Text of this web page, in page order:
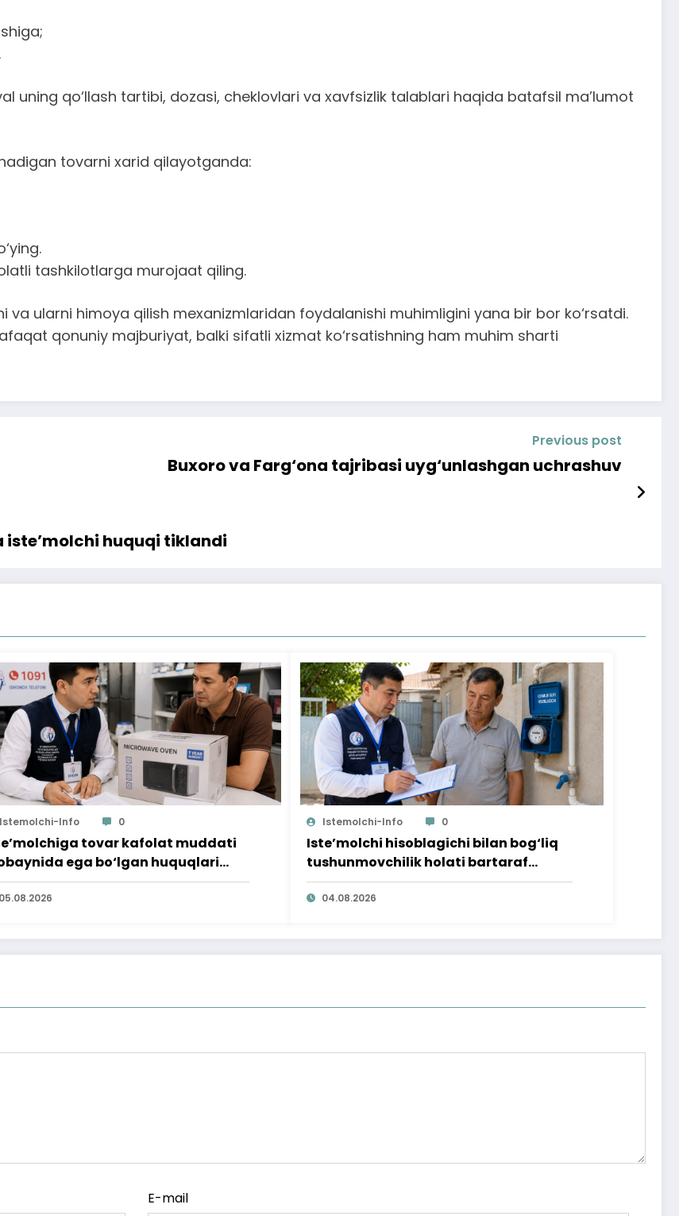
uning qo‘llash tartibi, dozasi, cheklovlari va xavfsizlik talablari haqida batafsil ma’lumot
tovarni xarid qilayotganda:
tashkilotlarga murojaat qiling.
va ularni himoya qilish mexanizmlaridan foydalanishi muhimligini yana bir bor ko‘rsatdi.
qonuniy majburiyat, balki sifatli xizmat ko‘rsatishning ham muhim sharti
Previous post
Buxoro va Farg‘ona tajribasi uyg‘unlashgan uchrashuv
huquqi tiklandi
Istemolchi-Info 0
tovar kafolat muddati
ega bo‘lgan huquqlari
berildi
05.08.2026
Istemolchi-Info 0
Iste’molchi hisoblagichi bilan bog‘liq
tushunmovchilik holati bartaraf
qilindi
04.08.2026
E-mail